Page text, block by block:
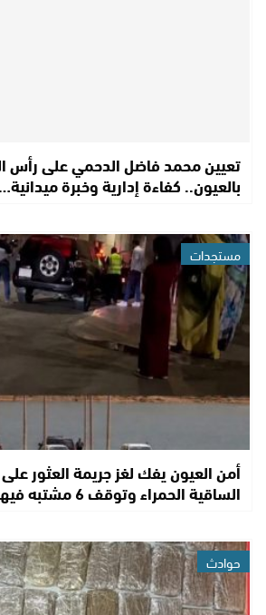
تعيين محمد فاضل الدحمي على رأس
بالعيون.. كفاءة إدارية وخبرة ميدانية…
مستجدات
أمن العيون يفك لغز جريمة العثور
الساقية الحمراء وتوقف 6 مشتبه فيهم
حوادث